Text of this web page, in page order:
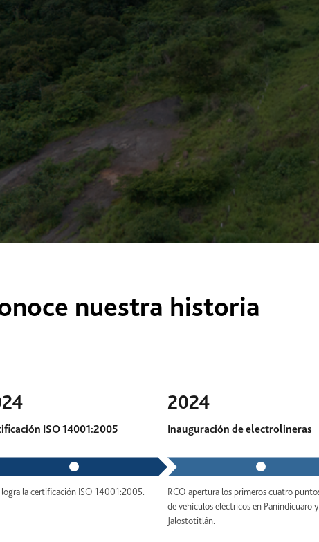
nuestra historia
ISO 14001:2005
la certificación ISO 14001:2005.
2024
Inauguración de electrolineras
RCO apertura los primeros cuatro
de vehículos eléctricos en Panindícuaro y
Jalostotitlán.